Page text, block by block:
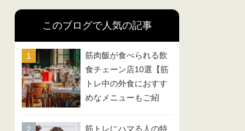
このブログで人気の記事
筋肉飯が食べられる飲
食チェーン店10選【筋
トレ中の外食におすす
めなメニューもご紹
筋トレにハマる人の特